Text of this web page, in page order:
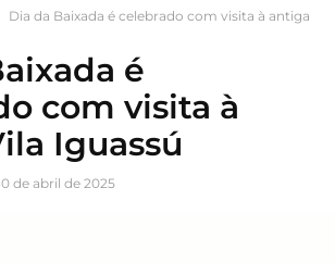
Dia da Baixada é celebrado com visita à antiga
é
com visita à
Iguassú
de abril de 2025